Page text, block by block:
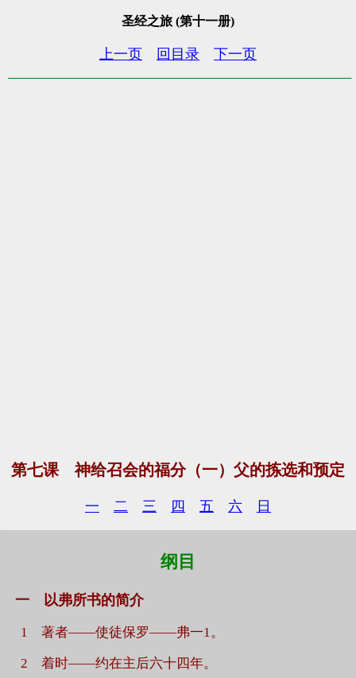
圣经之旅 (第十一册)
上一页 回目录 下一页
第七课 神给召会的福分（一）父的拣选和预定
一 二 三 四 五 六 日
纲目
一 以弗所书的简介
1 著者——使徒保罗——弗一1。
2 着时——约在主后六十四年。